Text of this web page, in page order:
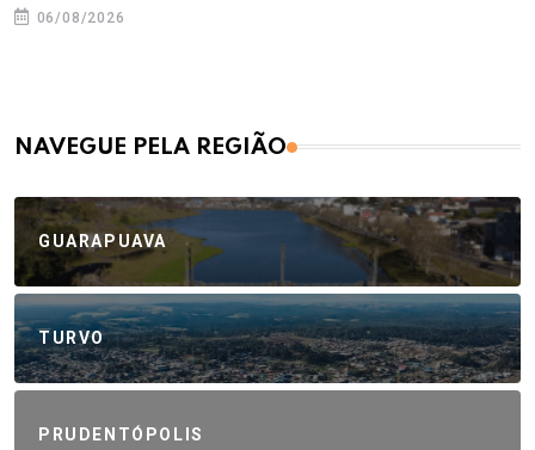
06/08/2026
NAVEGUE PELA REGIÃO
GUARAPUAVA
TURVO
PRUDENTÓPOLIS